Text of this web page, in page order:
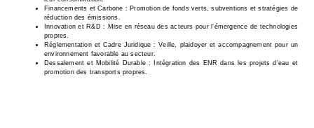
Financements et Carbone : Promotion de fonds verts, subventions et stratégies de
réduction des émissions.
Innovation et R&D : Mise en réseau des acteurs pour l’émergence de technologies
propres.
Réglementation et Cadre Juridique : Veille, plaidoyer et accompagnement pour un
environnement favorable au secteur.
Dessalement et Mobilité Durable : Intégration des ENR dans les projets d’eau et
promotion des transports propres.